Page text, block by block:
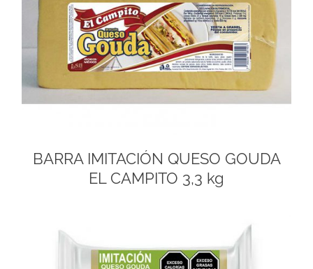
BARRA IMITACIÓN QUESO GOUDA
EL CAMPITO 3,3 kg